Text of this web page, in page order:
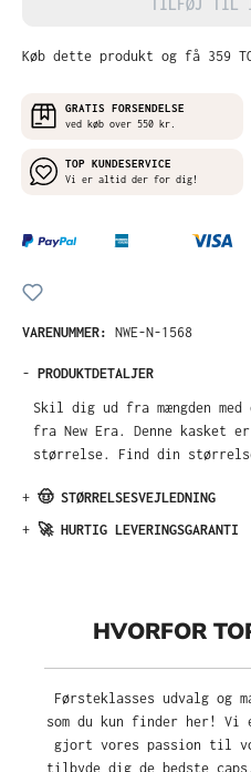
Køb dette produkt og få 359
GRATIS FORSENDELSE
ved køb over 550 kr.
TOP KUNDESERVICE
Vi er altid der for dig!
VARENUMMER: NWE-N-1568
- PRODUKTDETALJER
Skil dig ud fra mængden
fra New Era. Denne kasket
størrelse. Find din
+ 🤠 STØRRELSESVEJLEDNING
+ 🚀 HURTIG LEVERINGSGARANTI
HVORFOR
Førsteklasses udvalg og
som du kun finder her! Vi
gjort vores passion til
tilbyde dig de bedste